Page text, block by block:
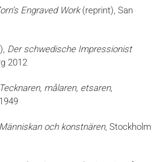
Engraved Work(reprint), San
Der schwedische Impressionist
2012
Tecknaren, målaren, etsaren,
och konstnären, Stockholm